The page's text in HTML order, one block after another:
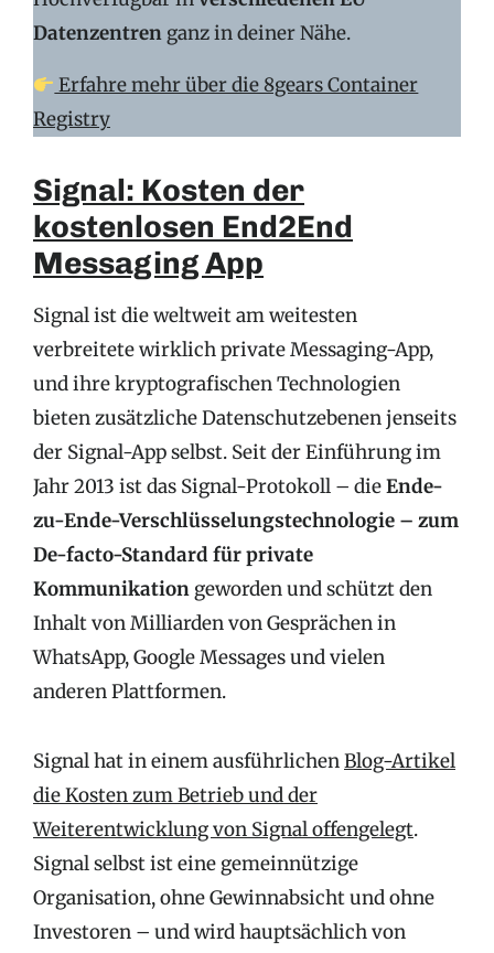
Datenzentren ganz in deiner Nähe.
Erfahre mehr über die 8gears Container
Registry
Signal: Kosten der
kostenlosen End2End
Messaging App
Signal ist die weltweit am weitesten
verbreitete wirklich private Messaging-App,
und ihre kryptografischen Technologien
bieten zusätzliche Datenschutzebenen jenseits
der Signal-App selbst. Seit der Einführung im
Jahr 2013 ist das Signal-Protokoll – dieEnde-
zu-Ende-Verschlüsselungstechnologie – zum
De-facto-Standard für private
Kommunikation geworden und schützt den
Inhalt von Milliarden von Gesprächen in
WhatsApp, Google Messages und vielen
anderen Plattformen.
Signal hat in einem ausführlichenBlog-Artikel
die Kosten zum Betrieb und der
Weiterentwicklung von Signal offengelegt.
Signal selbst ist eine gemeinnützige
Organisation, ohne Gewinnabsicht und ohne
Investoren – und wird hauptsächlich von